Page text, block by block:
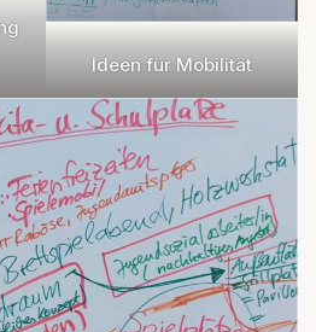
Ideen für Mobilität